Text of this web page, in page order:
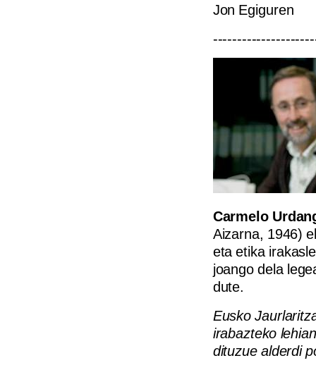
Jon Egiguren
Carmelo
Aizarna, 1946)
eta etika
joango dela
dute.
Eusko
irabazteko
dituzue alderdi